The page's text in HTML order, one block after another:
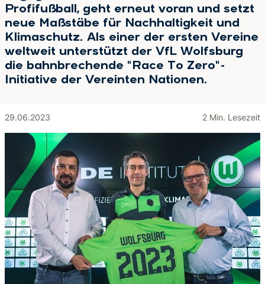
Profifußball, geht erneut voran und setzt
neue Maßstäbe für Nachhaltigkeit und
Klimaschutz. Als einer der ersten Vereine
weltweit unterstützt der VfL Wolfsburg
die bahnbrechende "Race To Zero"-
Initiative der Vereinten Nationen.
29.06.2023 2 Min. Lesezeit